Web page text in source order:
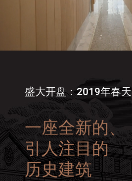
盛大开盘：2019年春天
一座全新的、
引人注目的
历史建筑